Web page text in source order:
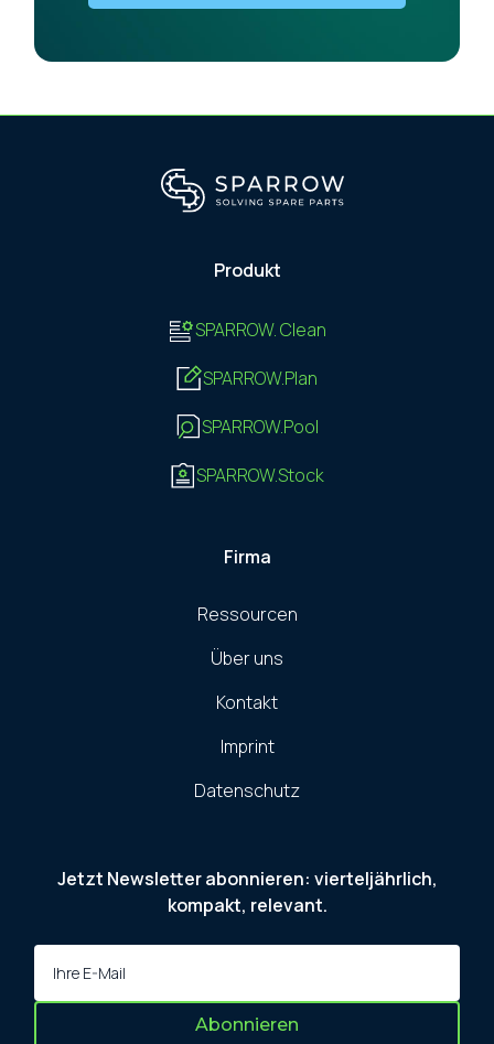
Produkt
SPARROW. Clean
SPARROW.Plan
SPARROW.Pool
SPARROW.Stock
Firma
Ressourcen
Über uns
Kontakt
Imprint
Datenschutz
Jetzt Newsletter abonnieren: vierteljährlich,
kompakt, relevant.